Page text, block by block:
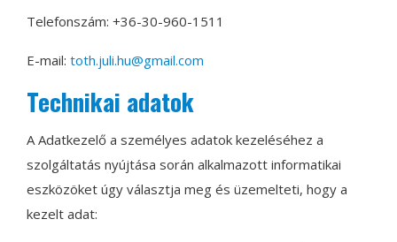
Telefonszám: +36-30-960-1511
E-mail: toth.juli.hu@gmail.com
Technikai adatok
A Adatkezelő a személyes adatok kezeléséhez a
szolgáltatás nyújtása során alkalmazott informatikai
eszközöket úgy választja meg és üzemelteti, hogy a
kezelt adat: